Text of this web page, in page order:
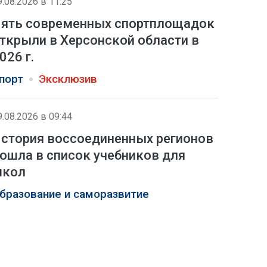
современных спортплощадок
в Херсонской области в
г.
Эксклюзив
в 09:44
воссоединенных регионов
в список учебников для
и саморазвитие